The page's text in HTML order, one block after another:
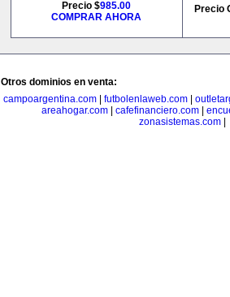
Precio $985.00
COMPRAR AHORA
Precio
Otros dominios en venta:
campoargentina.com| futbolenlaweb.com|
areahogar.com| cafefinanciero.com|
zonasistemas.com|